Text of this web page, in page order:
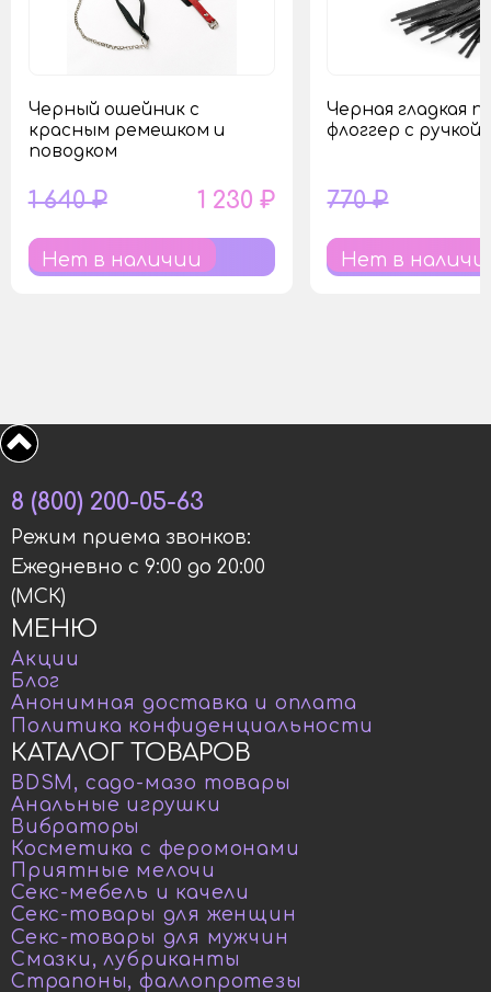
Черный ошейник с
красным ремешком и
поводком
1 640 ₽ 1 230 ₽
Нет в наличии
Черная гладкая
флоггер с ручкой
770 ₽
Нет в
КАТАЛОГ ТОВАРОВ
BDSM, садо-мазо товары
Анальные игрушки
Вибраторы
Косметика с феромонами
Приятные мелочи
Секс-мебель и качели
Секс-товары для женщин
Секс-товары для мужчин
Смазки, лубриканты
Страпоны, фаллопротезы
МЕНЮ
Акции
Блог
Анонимная доставка и оплата
Политика конфиденциальности
8 (800) 200-05-63
Режим приема звонков:
Ежедневно с 9:00 до 20:00
(МСК)